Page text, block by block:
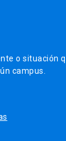
o situación
campus.